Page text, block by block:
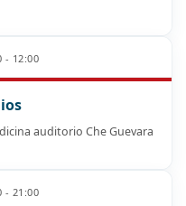
- 12:00
auditorio Che Guevara
- 21:00